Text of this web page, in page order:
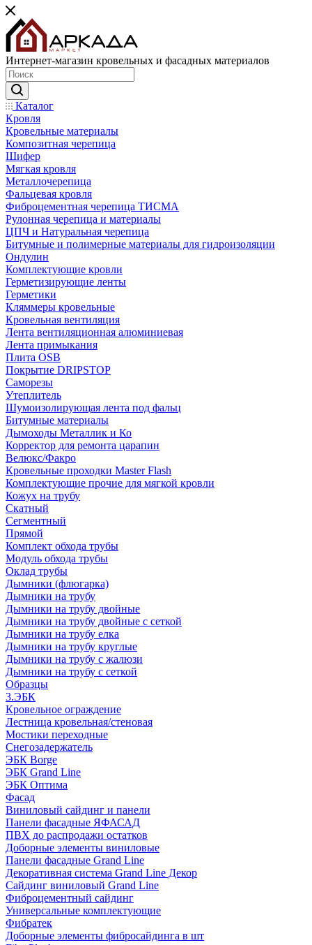
Интернет-магазин кровельных и фасадных материалов
Каталог
Кровля
Кровельные материалы
Композитная черепица
Шифер
Мягкая кровля
Металлочерепица
Фальцевая кровля
Фиброцементная черепица ТИСМА
Рулонная черепица и материалы
ЦПЧ и Натуральная черепица
Битумные и полимерные материалы для гидроизоляции
Ондулин
Комплектующие кровли
Герметизирующие ленты
Герметики
Кляммеры кровельные
Кровельная вентиляция
Лента вентиляционная алюминиевая
Лента примыкания
Плита OSB
Покрытие DRIPSTOP
Саморезы
Утеплитель
Шумоизолирующая лента под фальц
Битумные материалы
Дымоходы Металлик и Ко
Корректор для ремонта царапин
Велюкс/Факро
Кровельные проходки Master Flash
Комплектующие прочие для мягкой кровли
Кожух на трубу
Скатный
Сегментный
Прямой
Комплект обхода трубы
Модуль обхода трубы
Оклад трубы
Дымники (флюгарка)
Дымники на трубу
Дымники на трубу двoйные
Дымники на трубу двoйные с сеткой
Дымники на трубу елка
Дымники на трубу круглые
Дымники на трубу с жалюзи
Дымники на трубу с сеткой
Образцы
3.ЭБК
Кровельное ограждение
Лестница кровельная/стеновая
Мостики переходные
Снегозадержатель
ЭБК Borge
ЭБК Grand Line
ЭБК Оптима
Фасад
Виниловый сайдинг и панели
Панели фасадные ЯФАСАД
ПВХ до распродажи остатков
Доборные элементы виниловые
Панели фасадные Grand Line
Декоративная система Grand Line Декор
Сайдинг виниловый Grand Line
Фиброцементный сайдинг
Универсальные комплектующие
Фибратек
Доборные элементы фибросайдинга в шт